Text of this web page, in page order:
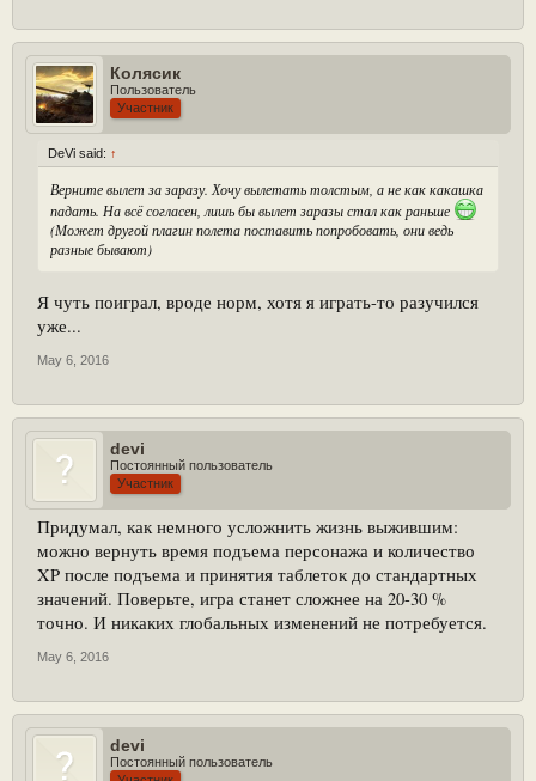
Колясик
Пользователь
Участник
DeVi said: ↑
Верните вылет за заразу. Хочу вылетать толстым, а не как какашка
падать. На всё согласен, лишь бы вылет заразы стал как раньше
(Может другой плагин полета поставить попробовать, они ведь
разные бывают)
Я чуть поиграл, вроде норм, хотя я играть-то разучился
уже...
May 6, 2016
devi
Постоянный пользователь
Участник
Придумал, как немного усложнить жизнь выжившим:
можно вернуть время подъема персонажа и количество
XP после подъема и принятия таблеток до стандартных
значений. Поверьте, игра станет сложнее на 20-30 %
точно. И никаких глобальных изменений не потребуется.
May 6, 2016
devi
Постоянный пользователь